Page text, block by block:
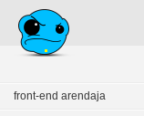
front-end arendaja